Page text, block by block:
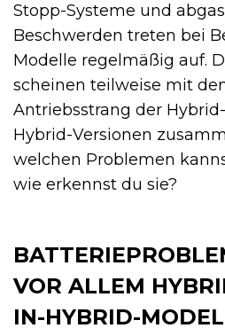
Stopp-Systeme und
Beschwerden treten bei
Modelle regelmäßig auf.
scheinen teilweise mit
Antriebsstrang der
Hybrid-Versionen
welchen Problemen
wie erkennst du sie?
VOR ALLEM
IN-HYBRID-